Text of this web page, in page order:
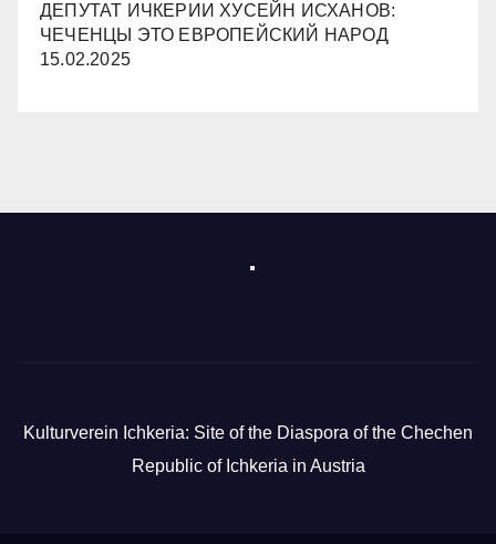
ДЕПУТАТ ИЧКЕРИИ ХУСЕЙН ИСХАНОВ:
ЧЕЧЕНЦЫ ЭТО ЕВРОПЕЙСКИЙ НАРОД
15.02.2025
Kulturverein Ichkeria: Site of the Diaspora of the Chechen
Republic of Ichkeria in Austria